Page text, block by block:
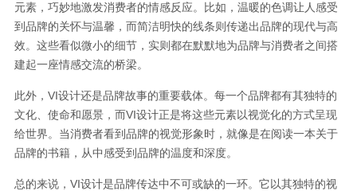
元素，巧妙地激发消费者的情感反应。比如，温暖的色调让人感受
到品牌的关怀与温馨，而简洁明快的线条则传递出品牌的现代与高
效。这些看似微小的细节，实则都在默默地为品牌与消费者之间搭
建起一座情感交流的桥梁。
此外，VI设计还是品牌故事的重要载体。每一个品牌都有其独特的
文化、使命和愿景，而VI设计正是将这些元素以视觉化的方式呈现
给世界。当消费者看到品牌的视觉形象时，就像是在阅读一本关于
品牌的书籍，从中感受到品牌的温度和深度。
总的来说，VI设计是品牌传达中不可或缺的一环。它以其独特的视